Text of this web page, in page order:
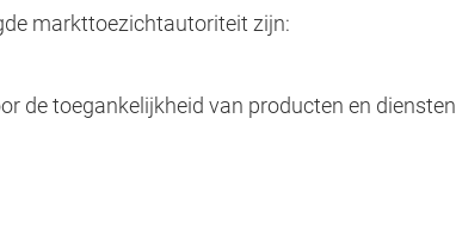
markttoezichtautoriteit zijn:
de toegankelijkheid van producten en diensten